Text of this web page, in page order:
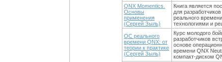
QNX Momentics.
Основы
применения
(Сергей Зыль)
Книга является
для
реального
технологиями и
ОС реального
времени QNX: от
теории к практике
(Сергей Зыль)
Курс молодого
разработчиков
основе
времени QNX
компакт-диском